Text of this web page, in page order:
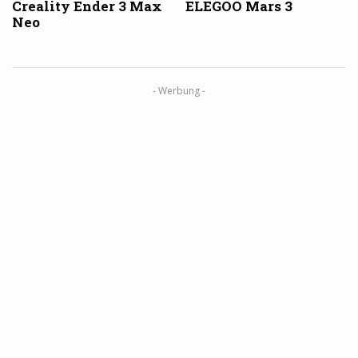
Creality Ender 3 Max
Neo
ELEGOO Mars 3